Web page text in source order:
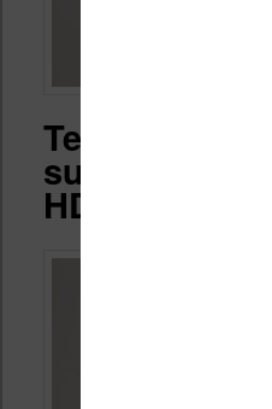
Test de la
sur la
HD Color